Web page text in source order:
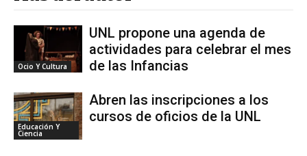
Ocio Y Cultura
UNL propone una agenda de
actividades para celebrar el mes
de las Infancias
Educación Y
Ciencia
Abren las inscripciones a los
cursos de oficios de la UNL